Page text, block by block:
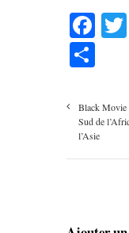
Black Movie
Sud de
l’Asie